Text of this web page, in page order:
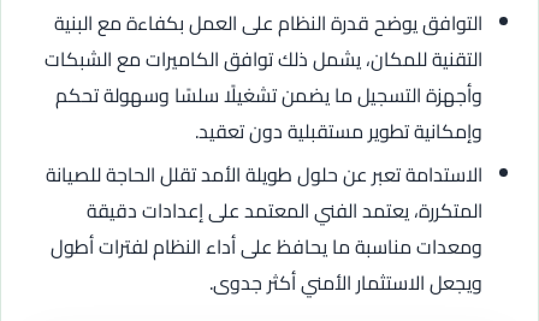
التوافق يوضح قدرة النظام على العمل بكفاءة مع البنية
التقنية للمكان، يشمل ذلك توافق الكاميرات مع الشبكات
وأجهزة التسجيل ما يضمن تشغيلًا سلسًا وسهولة تحكم
وإمكانية تطوير مستقبلية دون تعقيد.
الاستدامة تعبر عن حلول طويلة الأمد تقلل الحاجة للصيانة
المتكررة، يعتمد الفني المعتمد على إعدادات دقيقة
ومعدات مناسبة ما يحافظ على أداء النظام لفترات أطول
ويجعل الاستثمار الأمني أكثر جدوى.